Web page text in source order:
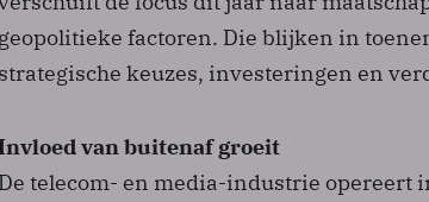
geopolitieke factoren. Die blijken in
strategische keuzes, investeringen en
van buitenaf groeit
De telecom- en media-industrie opereert